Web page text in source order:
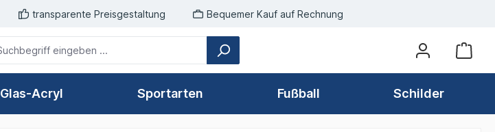
transparente Preisgestaltung Bequemer Kauf auf Rechnung
Glas-Acryl Sportarten Fußball Schilder